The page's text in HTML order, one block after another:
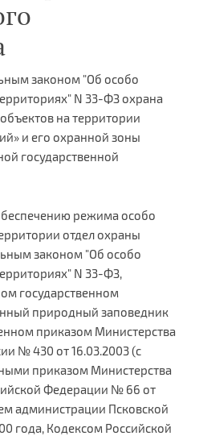
законом "Об особо
N 33-ФЗ охрана
на территории
и его охранной зоны
государственной
режима особо
отдел охраны
законом "Об особо
N 33-ФЗ,
государственном
природный заповедник
приказом Министерства
№ 430 от 16.03.2003 (с
приказом Министерства
Федерации № 66 от
администрации Псковской
года, Кодексом Российской